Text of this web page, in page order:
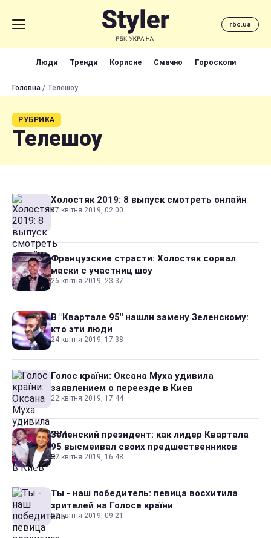
rbc.ua
Люди Тренди Корисне Смачно Гороскопи
Головна / Телешоу
РУБРИКА
Телешоу
Холостяк 2019: 8 выпуск смотреть онлайн
27 квітня 2019, 02:00
Французские страсти: Холостяк сорвал
маски с участниц шоу
26 квітня 2019, 23:37
В "Квартале 95" нашли замену Зеленскому:
кто эти люди
24 квітня 2019, 17:38
Голос країни: Оксана Муха удивила
заявлением о переезде в Киев
22 квітня 2019, 17:44
Зеленский президент: как лидер Квартала
95 высмеивал своих предшественников
22 квітня 2019, 16:48
Ты - наш победитель: певица восхитила
зрителей на Голосе країни
22 квітня 2019, 09:21